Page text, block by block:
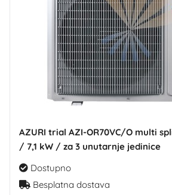
AZURI trial AZI-OR70VC/O multi
/ 7,1 kW / za 3 unutarnje jedinice
Dostupno
Besplatna dostava